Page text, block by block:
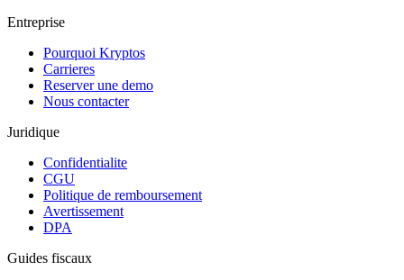
Entreprise
Pourquoi Kryptos
Carrieres
Reserver une demo
Nous contacter
Juridique
Confidentialite
CGU
Politique de remboursement
Avertissement
DPA
Guides fiscaux